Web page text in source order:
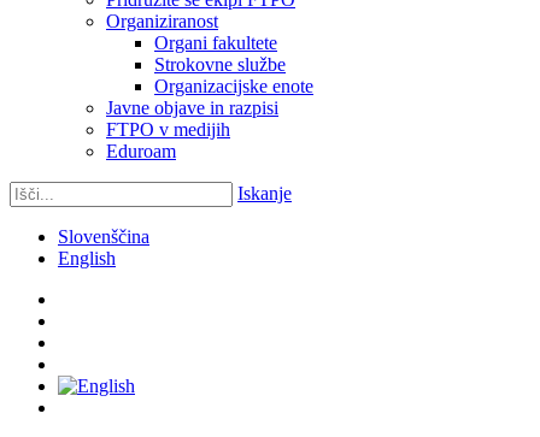
Organiziranost
Organi fakultete
Strokovne službe
Organizacijske enote
Javne objave in razpisi
FTPO v medijih
Eduroam
Iskanje
Slovenščina
English